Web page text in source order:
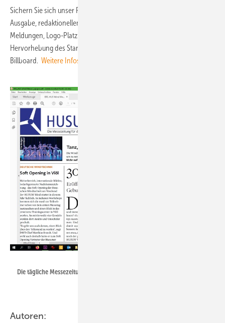
Sichern Sie sich unser Platin-Angebot: mit 1/1 Seite Anzeige in jeder
Ausgabe, redaktionellem Beitrag in jeder Ausgabe, 5 Online-
Meldungen, Logo-Platzierung auf Titelseite und online, Hallenplan mit
Hervorhebung des Standortes plus Logo, Online: Wallpaper oder
Billboard. Weitere Infos hier.
Die tägliche Messezeitung zur Husum Wind darf auch 2021 nicht fehlen.
Autoren: